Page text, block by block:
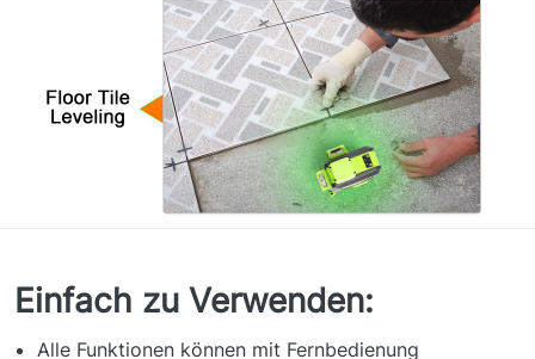
Einfach zu Verwenden:
Alle Funktionen können mit Fernbedienung